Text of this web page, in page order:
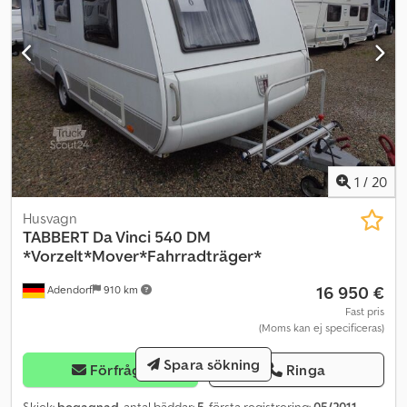
1 / 20
Adendorf 910 km
Husvagn
TABBERT Da Vinci 540 DM
*Vorzelt*Mover*Fahrradträger*
16 950 €
Fast pris
(Moms kan ej specificeras)
Förfråga Ringa
Spara sökning